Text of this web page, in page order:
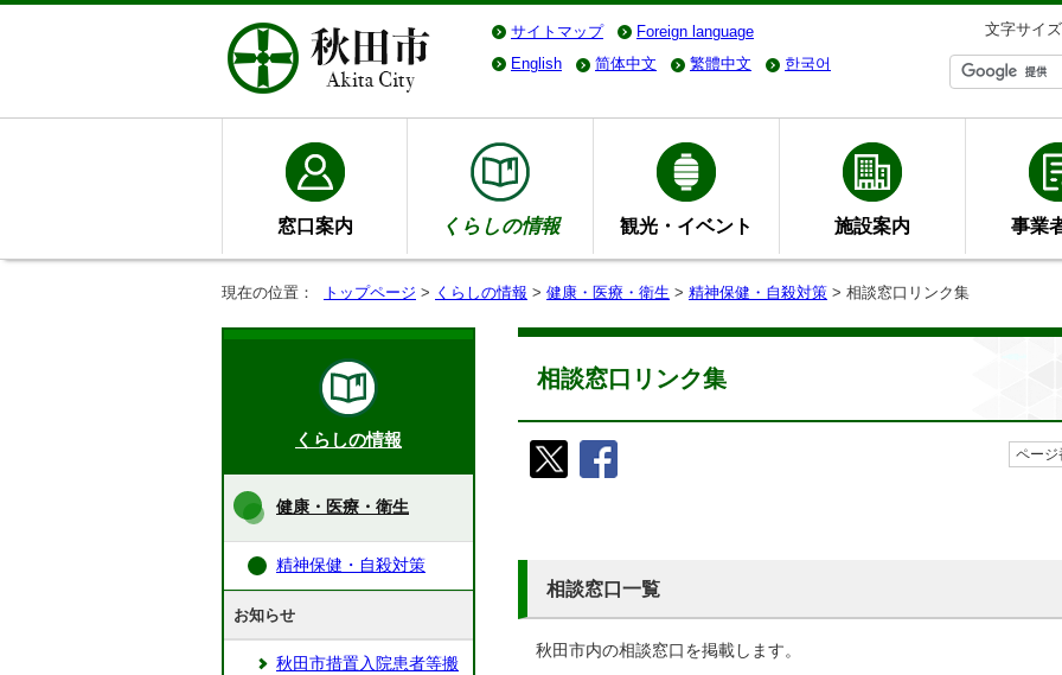
サイトマップ Foreign language 文字サイズ
English
简体中文 繁體中文 한국어
窓口案内 くらしの情報 観光・イベント 施設案内 事業
現在の位置： トップページ > くらしの情報 > 健康・医療・衛生 > 精神保健・自殺対策 > 相談窓口リンク集
相談窓口リンク集
ペー
相談窓口一覧
秋田市内の相談窓口を掲載します。
くらしの情報
健康・医療・衛生
精神保健・自殺対策
お知らせ
秋田市措置入院患者等搬